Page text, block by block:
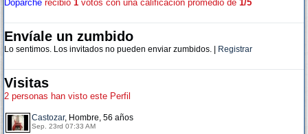
Doparche recibio 1 votos con una calificacion promedio de 1/5
Envíale un zumbido
Lo sentimos. Los invitados no pueden enviar zumbidos. | Registrar
Visitas
2 personas han visto este Perfil
Castozar, Hombre, 56 años
Sep. 23rd 07:33 AM